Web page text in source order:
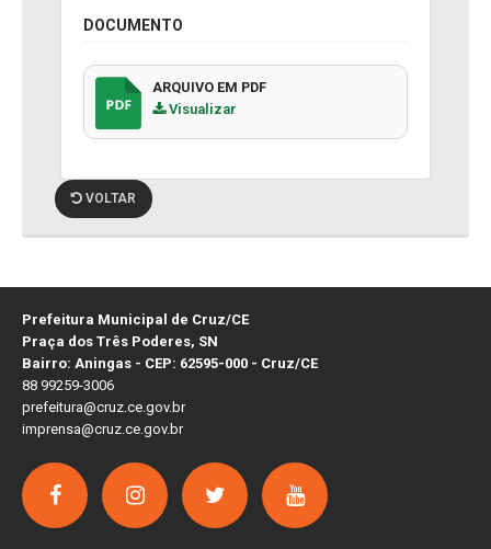
DOCUMENTO
ARQUIVO EM PDF
Visualizar
VOLTAR
Prefeitura Municipal de Cruz/CE
Praça dos Três Poderes, SN
Bairro: Aningas - CEP: 62595-000 - Cruz/CE
88 99259-3006
prefeitura@cruz.ce.gov.br
imprensa@cruz.ce.gov.br